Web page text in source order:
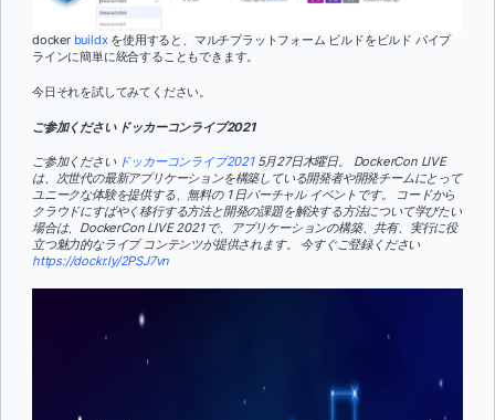
docker buildxを使用すると、マルチプラットフォーム ビルドをビルド パイプ
ラインに簡単に統合することもできます。
今日それを試してみてください。
ご参加ください ドッカーコンライブ2021
ご参加ください ドッカーコンライブ20215月27日木曜日。 DockerCon LIVE
は、次世代の最新アプリケーションを構築している開発者や開発チームにとって
ユニークな体験を提供する、無料の 1 日バーチャル イベントです。 コードから
クラウドにすばやく移行する方法と開発の課題を解決する方法について学びたい
場合は、DockerCon LIVE 2021 で、アプリケーションの構築、共有、実行に役
立つ魅力的なライブ コンテンツが提供されます。 今すぐご登録ください
https://dockr.ly/2PSJ7vn